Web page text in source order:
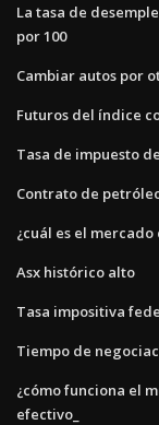
La tasa de
por 100
Cambiar autos por
Futuros del índice
Tasa de impuesto
Contrato de
¿cuál es el mercado
Asx histórico alto
Tasa impositiva
Tiempo de
¿cómo funciona el
efectivo_